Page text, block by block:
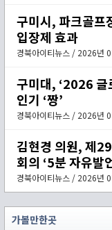
구미시, 파크골프
입장제 효과
경북아이티뉴스 / 2026년
구미대, ‘2026 글
인기 ‘짱’
경북아이티뉴스 / 2026년
김현경 의원, 제
회의 ‘5분 자유발
경북아이티뉴스 / 2026년
가볼만한곳